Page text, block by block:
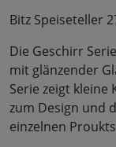
Bitz Speiseteller
Die Geschirr
mit glänzender
Serie zeigt kleine
zum Design und
einzelnen